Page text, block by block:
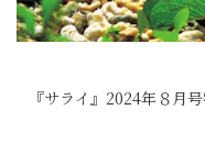
『サライ』2024年８月